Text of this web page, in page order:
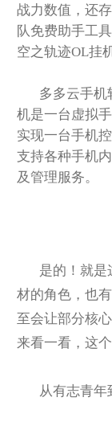
战力数值，还
队免费助手工
空之轨迹OL挂
多多云手机
机是一台虚拟
实现一台手机
支持各种手机
及管理服务。
是的！就是
材的角色，也
至会让部分核
来看一看，这
从有志青年